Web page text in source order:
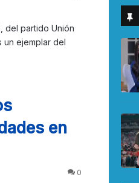
del partido Unión
un ejemplar del
en
0